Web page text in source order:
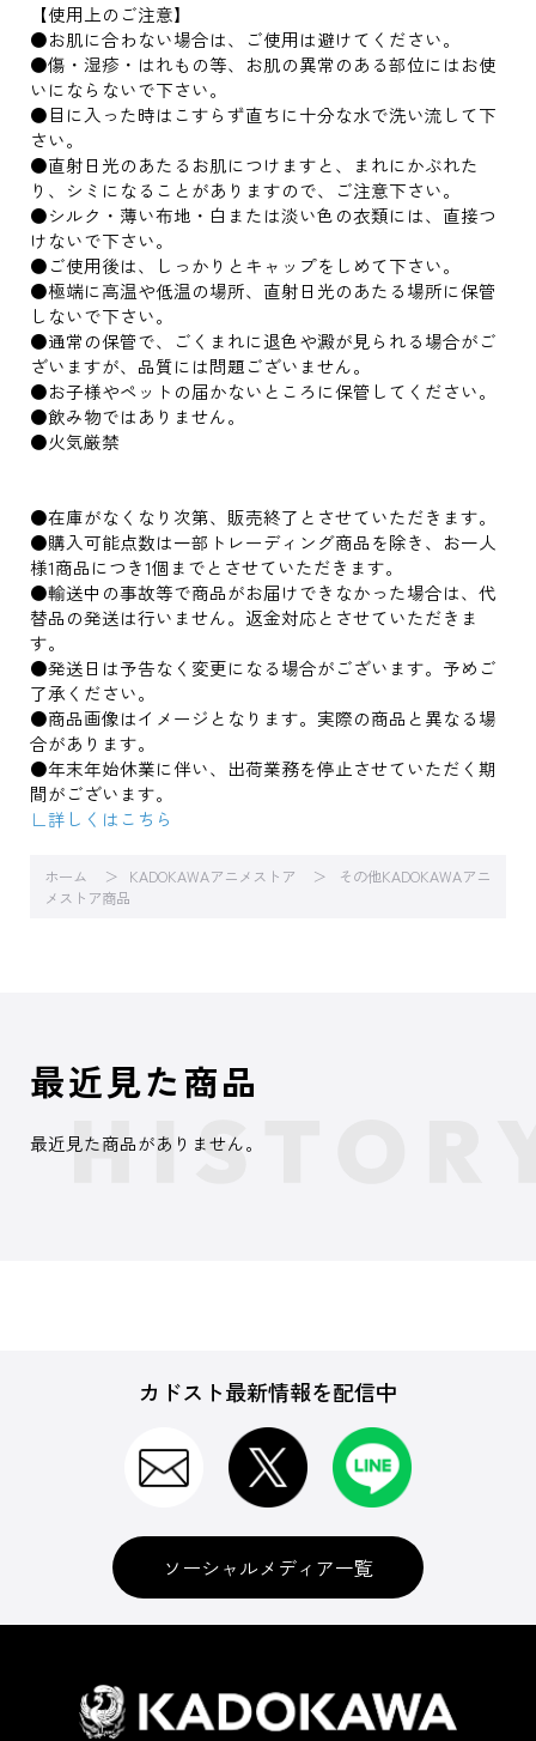
【使用上のご注意】
●お肌に合わない場合は、ご使用は避けてください。
●傷・湿疹・はれもの等、お肌の異常のある部位にはお使
いにならないで下さい。
●目に入った時はこすらず直ちに十分な水で洗い流して下
さい。
●直射日光のあたるお肌につけますと、まれにかぶれた
り、シミになることがありますので、ご注意下さい。
●シルク・薄い布地・白または淡い色の衣類には、直接つ
けないで下さい。
●ご使用後は、しっかりとキャップをしめて下さい。
●極端に高温や低温の場所、直射日光のあたる場所に保管
しないで下さい。
●通常の保管で、ごくまれに退色や澱が見られる場合がご
ざいますが、品質には問題ございません。
●お子様やペットの届かないところに保管してください。
●飲み物ではありません。
●火気厳禁
●在庫がなくなり次第、販売終了とさせていただきます。
●購入可能点数は一部トレーディング商品を除き、お一人
様1商品につき1個までとさせていただきます。
●輸送中の事故等で商品がお届けできなかった場合は、代
替品の発送は行いません。返金対応とさせていただきま
す。
●発送日は予告なく変更になる場合がございます。予めご
了承ください。
●商品画像はイメージとなります。実際の商品と異なる場
合があります。
●年末年始休業に伴い、出荷業務を停止させていただく期
間がございます。
∟詳しくはこちら
ホーム KADOKAWAアニメストア
その他KADOKAWAアニ
メストア商品
最近見た商品
最近見た商品がありません。
カドスト最新情報を配信中
ソーシャルメディア一覧